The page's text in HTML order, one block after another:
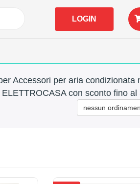
LOGIN
Accessori per aria condizionata
ELETTROCASA con sconto fino al
nessun